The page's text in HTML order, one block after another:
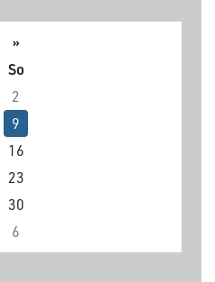
»
So
2
9
16
23
30
6